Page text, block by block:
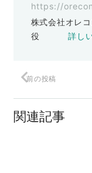
https://
株式会社オレ
役詳し
前の投稿
関連記事